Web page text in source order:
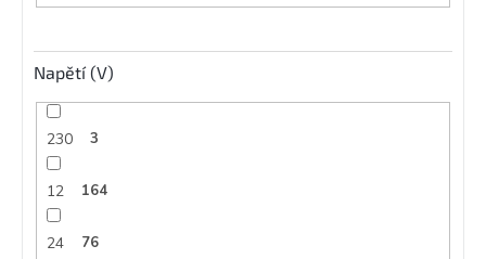
Napětí (V)
230 3
12 164
24 76